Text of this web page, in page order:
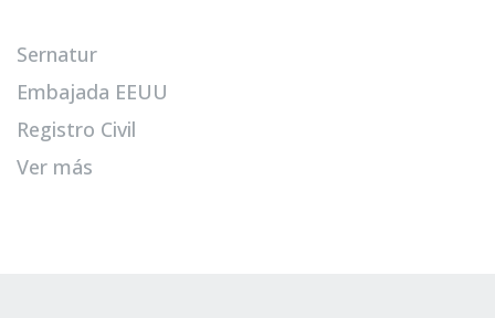
Sernatur
Embajada EEUU
Registro Civil
Ver más